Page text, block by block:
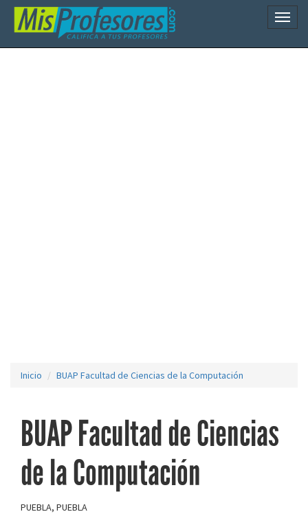
Inicio BUAP Facultad de Ciencias de la Computación
BUAP Facultad de Ciencias
de la Computación
PUEBLA, PUEBLA